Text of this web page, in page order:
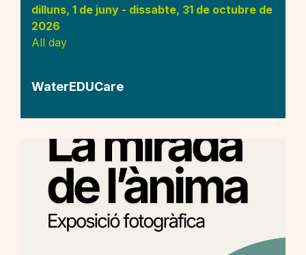
dilluns, 1 de juny - dissabte, 31 de octubre de
2026
All day
WaterEDUCare